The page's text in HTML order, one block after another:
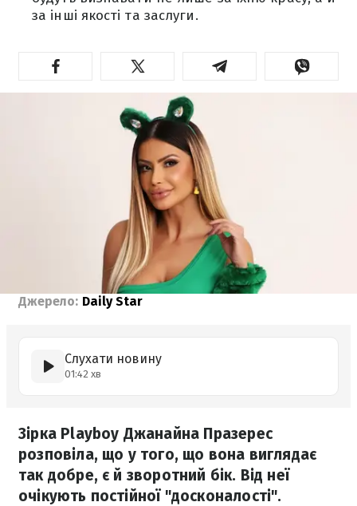
за інші якості та заслуги.
Джерело: Daily Star
Слухати новину
01:42 хв
Зірка Playboy Джанайна Празерес
розповіла, що у того, що вона виглядає
так добре, є й зворотний бік. Від неї
очікують постійної "досконалості".